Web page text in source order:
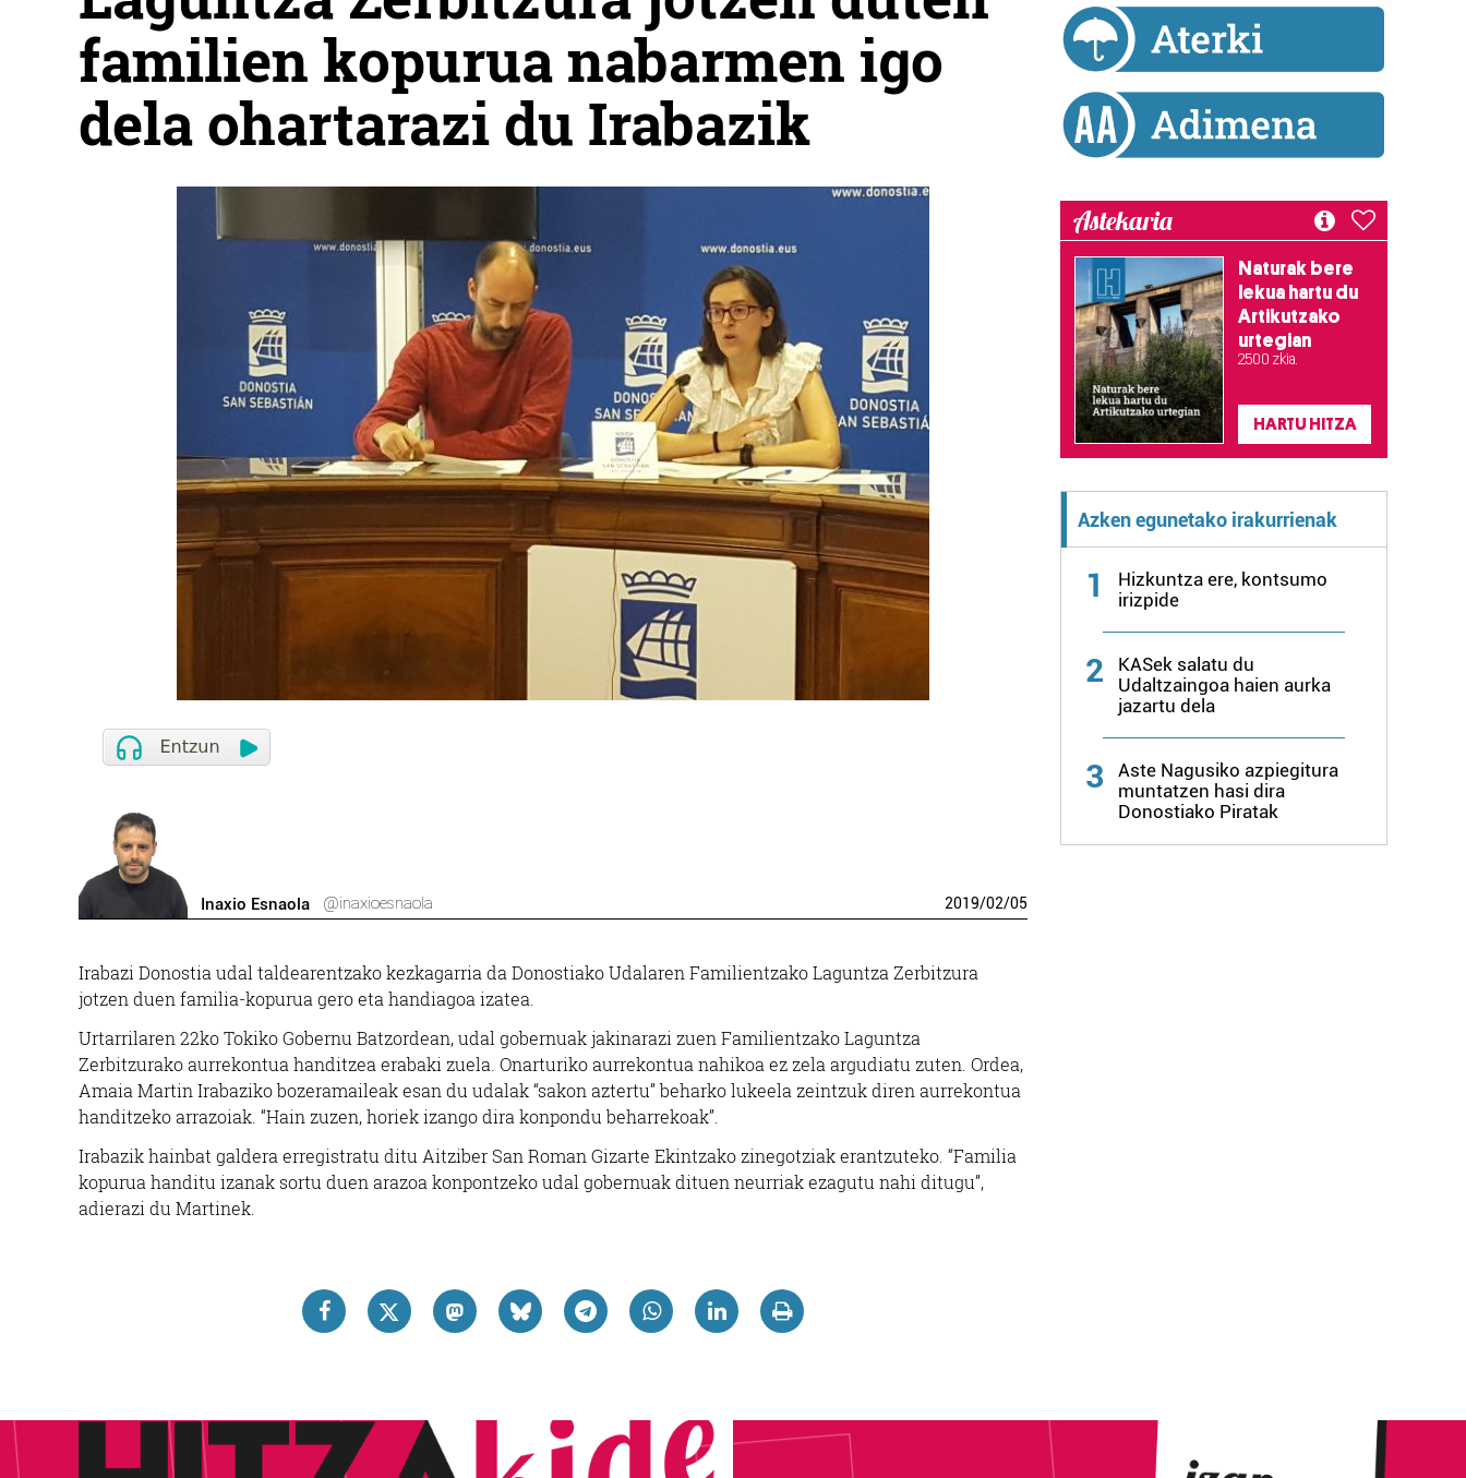
familien kopurua nabarmen igo
dela ohartarazi du Irabazik
Inaxio Esnaola @inaxioesnaola 2019/02/05
Irabazi Donostia udal taldearentzako kezkagarria da Donostiako Udalaren Familientzako Laguntza Zerbitzura
jotzen duen familia-kopurua gero eta handiagoa izatea.
Urtarrilaren 22ko Tokiko Gobernu Batzordean, udal gobernuak jakinarazi zuen Familientzako Laguntza
Zerbitzurako aurrekontua handitzea erabaki zuela. Onarturiko aurrekontua nahikoa ez zela argudiatu zuten. Ordea,
Amaia Martin Irabaziko bozeramaileak esan du udalak “sakon aztertu” beharko lukeela zeintzuk diren aurrekontua
handitzeko arrazoiak. “Hain zuzen, horiek izango dira konpondu beharrekoak”.
Irabazik hainbat galdera erregistratu ditu Aitziber San Roman Gizarte Ekintzako zinegotziak erantzuteko. “Familia
kopurua handitu izanak sortu duen arazoa konpontzeko udal gobernuak dituen neurriak ezagutu nahi ditugu”,
adierazi du Martinek.
Astekaria
Naturak bere
lekua hartu du
Artikutzako
urtegian
2.500 zkia.
HARTU HITZA
Azken egunetako irakurrienak
1
Hizkuntza ere, kontsumo
irizpide
2
KASek salatu du
Udaltzaingoa haien aurka
jazartu dela
3
Aste Nagusiko azpiegitura
muntatzen hasi dira
Donostiako Piratak